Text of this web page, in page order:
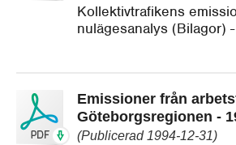
Kollektivtrafikens
nulägesanalys (Bilagor)
Emissioner från
Göteborgsregionen -
(Publicerad 1994-12-31)